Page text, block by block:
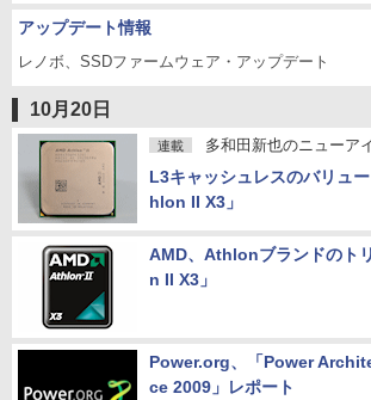
アップデート情報
レノボ、SSDファームウェア・アップデート
10月20日
連載 多和田新也のニューア
L3キャッシュレスのバリュ
hlon II X3」
AMD、Athlonブランドのト
n II X3」
Power.org、「Power
ce 2009」レポート